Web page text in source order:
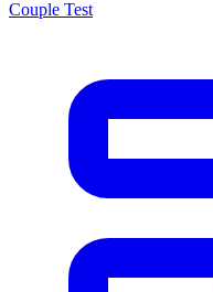
Couple Test